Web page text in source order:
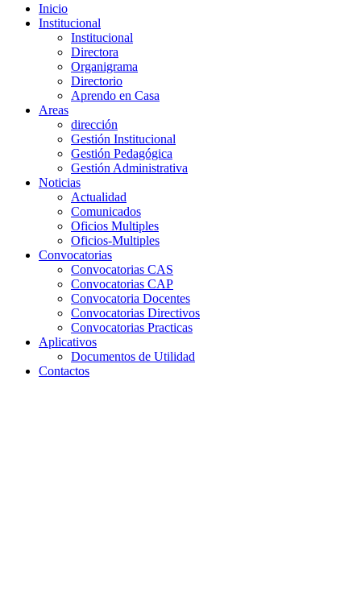
Inicio
Institucional
Institucional
Directora
Organigrama
Directorio
Aprendo en Casa
Areas
dirección
Gestión Institucional
Gestión Pedagógica
Gestión Administrativa
Noticias
Actualidad
Comunicados
Oficios Multiples
Oficios-Multiples
Convocatorias
Convocatorias CAS
Convocatorias CAP
Convocatoria Docentes
Convocatorias Directivos
Convocatorias Practicas
Aplicativos
Documentos de Utilidad
Contactos